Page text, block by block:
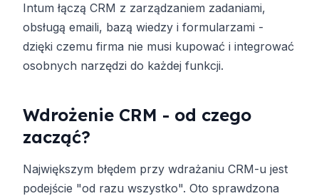
Intum łączą CRM z zarządzaniem zadaniami,
obsługą emaili, bazą wiedzy i formularzami -
dzięki czemu firma nie musi kupować i integrować
osobnych narzędzi do każdej funkcji.
Wdrożenie CRM - od czego
zacząć?
Największym błędem przy wdrażaniu CRM-u jest
podejście "od razu wszystko". Oto sprawdzona